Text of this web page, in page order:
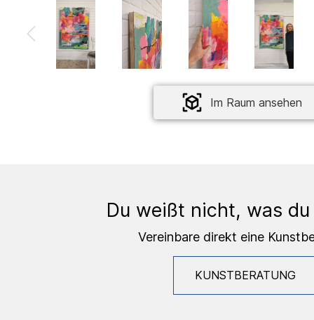
Im Raum ansehen
Du weißt nicht, was
Vereinbare direkt eine
KUNSTBERATUNG